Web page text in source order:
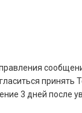
принять
3 дней после